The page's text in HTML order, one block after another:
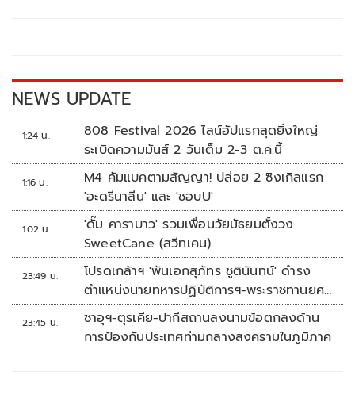
k k
NEWS UPDATE
1:24 น.
808 Festival 2026 ไลน์อัปแรกสุดยิ่งใหญ่
ระเบิดความมันส์ 2 วันเต็ม 2-3 ต.ค.นี้
1:16 น.
M4 คัมแบคตามสัญญา! ปล่อย 2 ซิงเกิลแรก
'อะดรีนาลีน' และ 'ชอบU'
1:02 น.
'ดั๊ม คาราบาว' รวมเพื่อนวัยมัธยมตั้งวง
SweetCane (สวีทเคน)
23:49 น.
โปรดเกล้าฯ 'พันเอกสุภัทร ชูตินันทน์' ดำรง
ตำแหน่งนายทหารปฏิบัติการฯ-พระราชทานยศ
'พลตรี'
23:45 น.
ซาอุฯ-ตุรเคีย-ปากีสถานลงนามข้อตกลงด้าน
การป้องกันประเทศท่ามกลางสงครามในภูมิภาค